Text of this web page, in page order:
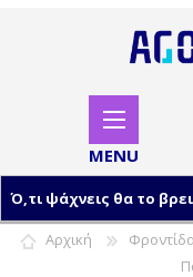
Αρχική